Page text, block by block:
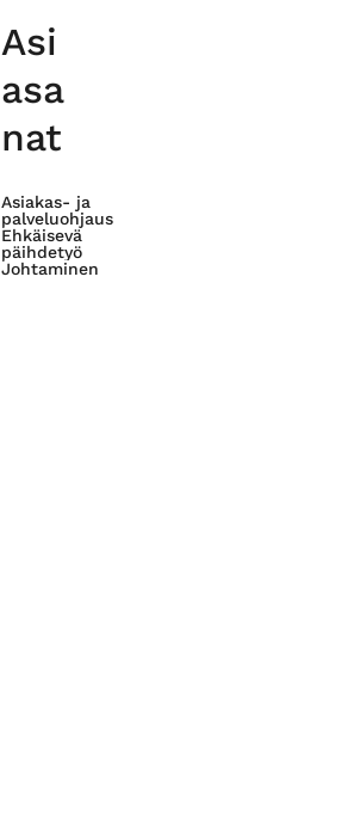
Asi
asa
nat
Asiakas- ja
palveluohjaus
Ehkäisevä
päihdetyö
Johtaminen